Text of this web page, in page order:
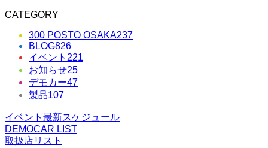
CATEGORY
300 POSTO OSAKA237
BLOG826
イベント 221
お知らせ25
デモカー47
製品107
イベント最新スケジュール
DEMOCAR LIST
取扱店リスト